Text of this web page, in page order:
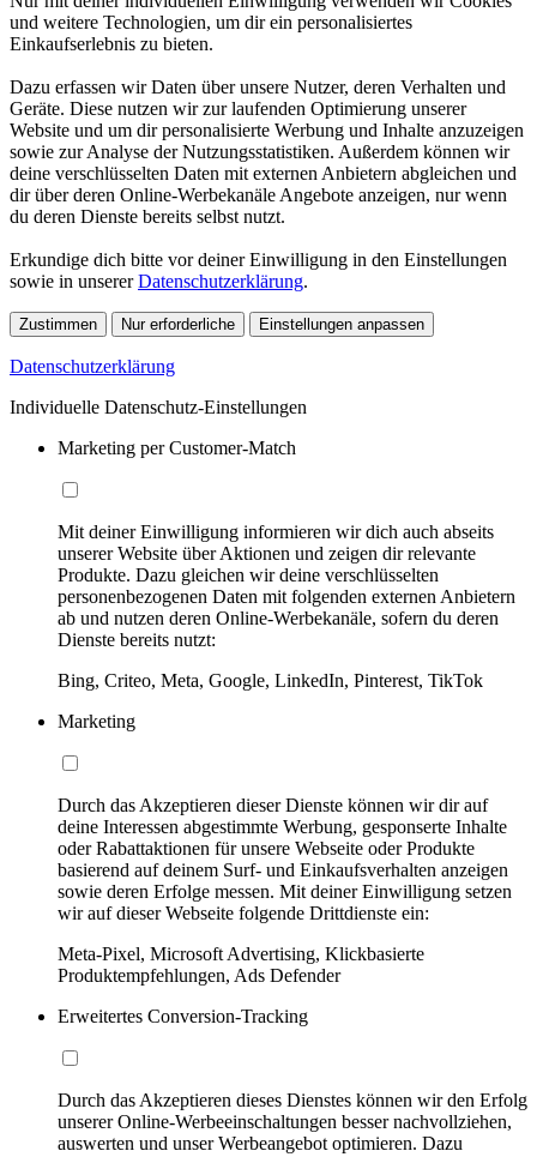
und weitere Technologien, um dir ein personalisiertes
Einkaufserlebnis zu bieten.
Dazu erfassen wir Daten über unsere Nutzer, deren Verhalten und
Geräte. Diese nutzen wir zur laufenden Optimierung unserer
Website und um dir personalisierte Werbung und Inhalte anzuzeigen
sowie zur Analyse der Nutzungsstatistiken. Außerdem können wir
deine verschlüsselten Daten mit externen Anbietern abgleichen und
dir über deren Online-Werbekanäle Angebote anzeigen, nur wenn
du deren Dienste bereits selbst nutzt.
Erkundige dich bitte vor deiner Einwilligung in den Einstellungen
sowie in unsererDatenschutzerklärung.
Zustimmen Nur erforderliche Einstellungen anpassen
Datenschutzerklärung
Individuelle Datenschutz-Einstellungen
Marketing per Customer-Match
Mit deiner Einwilligung informieren wir dich auch abseits
unserer Website über Aktionen und zeigen dir relevante
Produkte. Dazu gleichen wir deine verschlüsselten
personenbezogenen Daten mit folgenden externen Anbietern
ab und nutzen deren Online-Werbekanäle, sofern du deren
Dienste bereits nutzt:
Bing, Criteo, Meta, Google, LinkedIn, Pinterest, TikTok
Marketing
Durch das Akzeptieren dieser Dienste können wir dir auf
deine Interessen abgestimmte Werbung, gesponserte Inhalte
oder Rabattaktionen für unsere Webseite oder Produkte
basierend auf deinem Surf- und Einkaufsverhalten anzeigen
sowie deren Erfolge messen. Mit deiner Einwilligung setzen
wir auf dieser Webseite folgende Drittdienste ein:
Meta-Pixel, Microsoft Advertising, Klickbasierte
Produktempfehlungen, Ads Defender
Erweitertes Conversion-Tracking
Durch das Akzeptieren dieses Dienstes können wir den Erfolg
unserer Online-Werbeeinschaltungen besser nachvollziehen,
auswerten und unser Werbeangebot optimieren. Dazu